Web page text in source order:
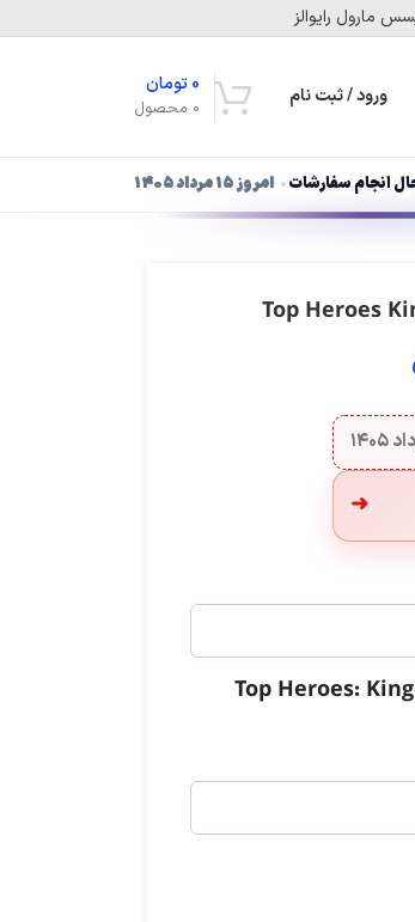
مارول رایوالز
ورود / ثبت نام 0 محصول
0تومان
لست زد: سوروایول شوتر
استارمیکر
انجام سفارشات
امروز ۱۵ مرداد ۱۴۰۵
➜